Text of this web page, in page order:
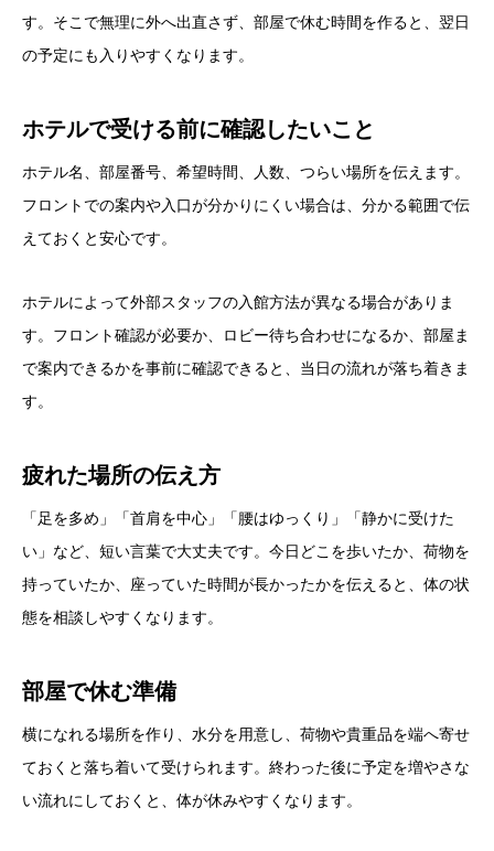
す。そこで無理に外へ出直さず、部屋で休む時間を作ると、翌日
の予定にも入りやすくなります。
ホテルで受ける前に確認したいこと
ホテル名、部屋番号、希望時間、人数、つらい場所を伝えます。
フロントでの案内や入口が分かりにくい場合は、分かる範囲で伝
えておくと安心です。
ホテルによって外部スタッフの入館方法が異なる場合がありま
す。フロント確認が必要か、ロビー待ち合わせになるか、部屋ま
で案内できるかを事前に確認できると、当日の流れが落ち着きま
す。
疲れた場所の伝え方
「足を多め」「首肩を中心」「腰はゆっくり」「静かに受けた
い」など、短い言葉で大丈夫です。今日どこを歩いたか、荷物を
持っていたか、座っていた時間が長かったかを伝えると、体の状
態を相談しやすくなります。
部屋で休む準備
横になれる場所を作り、水分を用意し、荷物や貴重品を端へ寄せ
ておくと落ち着いて受けられます。終わった後に予定を増やさな
い流れにしておくと、体が休みやすくなります。